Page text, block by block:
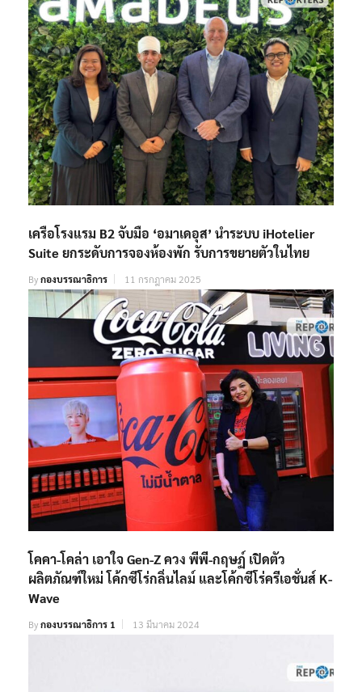
เครือโรงแรม B2 จับมือ ‘อมาเดอุส’ นำระบบ iHotelier
Suite ยกระดับการจองห้องพัก รับการขยายตัวในไทย
Byกองบรรณาธิการ 11 กรกฎาคม 2025
โคคา-โคล่า เอาใจ Gen-Z ควง พีพี-กฤษฏ์ เปิดตัว
ผลิตภัณฑ์ใหม่ โค้กซีโร่กลิ่นไลม์ และโค้กซีโร่ครีเอชั่นส์ K-
Wave
Byกองบรรณาธิการ 1 13 มีนาคม 2024